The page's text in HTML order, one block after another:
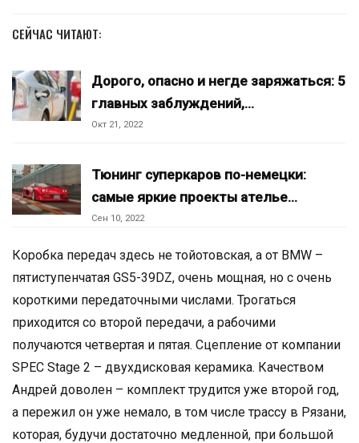
СЕЙЧАС ЧИТАЮТ:
Дорого, опасно и негде заряжаться: 5
главных заблуждений,…
Окт 21, 2022
Тюнинг суперкаров по-немецки:
самые яркие проекты ателье…
Сен 10, 2022
Коробка передач здесь не тойотовская, а от BMW –
пятиступенчатая GS5-39DZ, очень мощная, но с очень
короткими передаточными числами. Трогаться
приходится со второй передачи, а рабочими
получаются четвертая и пятая. Сцепление от компании
SPEC Stage 2 – двухдисковая керамика. Качеством
Андрей доволен – комплект трудится уже второй год,
а пережил он уже немало, в том числе трассу в Рязани,
которая, будучи достаточно медленной, при большой